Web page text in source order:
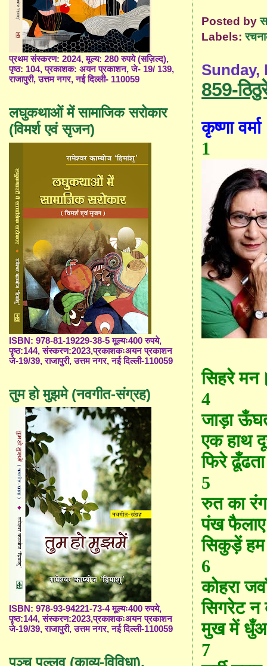
Posted by
Labels:
Sunday,
859-
कृष्णा वर्मा
1
सिहरे
4
जाड़ा
एक हाथ
फिरे
5
रुत का रंग
पंख फैलाए
सिकुड़ें
6
कोहरा
सिगरेट न
मुख में
7
प्रथम संस्करण: 2024, मूल्य: 280 रुपये (सज़िल्द),
पृष्ठ: 104, प्रकाशक: अयन प्रकाशन, जे- 19/ 139,
राजापुरी, उत्तम नगर, नई दिल्ली- 110059
लघुकथाओं में सामाजिक सरोकार
(विमर्श एवं सृजन)
ISBN: 978-81-19229-38-5 मूल्यः400 रुपये,
पृष्ठ:144, संस्करण:2023,प्रकाशकःअयन प्रकाशन
जे-19/39, राजापुरी, उत्तम नगर, नई दिल्ली-110059
तुम हो मुझमे (नवगीत-संग्रह)
ISBN: 978-93-94221-73-4 मूल्यः400 रुपये,
पृष्ठ:144, संस्करण:2023,प्रकाशकःअयन प्रकाशन
जे-19/39, राजापुरी, उत्तम नगर, नई दिल्ली-110059
पञ्च पल्लव (काव्य-विविधा),